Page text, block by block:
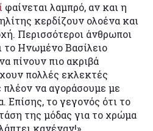
φαίνεται λαμπρό, αν και η
κερδίζουν ολοένα και
Περισσότεροι άνθρωποι
Ηνωμένο Βασίλειο
πίνουν πιο ακριβά
πολλές εκλεκτές
να αγοράσουμε με
Επίσης, το γεγονός ότι τo
της μόδας για το χρώμα
κανέναν!»